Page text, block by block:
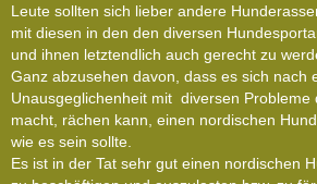
Leute sollten sich lieber andere
mit diesen in den den diversen
und ihnen letztendlich auch gerecht zu
Ganz abzusehen davon, dass es sich nach
Unausgeglichenheit mit diversen Probleme
macht, rächen kann, einen nordischen
wie es sein sollte.
Es ist in der Tat sehr gut einen nordischen